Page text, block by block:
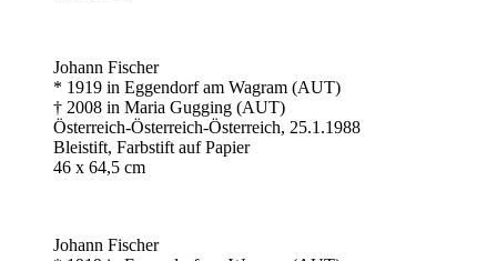
Johann Fischer
* 1919 in Eggendorf am Wagram (AUT)
† 2008 in Maria Gugging (AUT)
Österreich-Österreich-Österreich, 25.1.1988
Bleistift, Farbstift auf Papier
46 x 64,5 cm
Johann Fischer